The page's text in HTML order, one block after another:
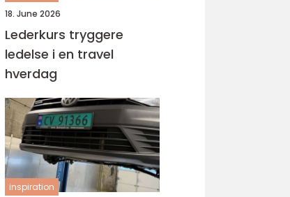
18. June 2026
Lederkurs tryggere
ledelse i en travel
hverdag
inspiration